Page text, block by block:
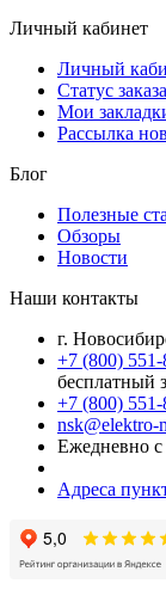
Личный кабинет
Личный
Статус заказа
Мои
Рассылка
Блог
Полезные
Обзоры
Новости
Наши контакты
г.
+7 (800)
бесплатный
+7 (800)
nsk@elektro-
Ежедневно с
Адреса